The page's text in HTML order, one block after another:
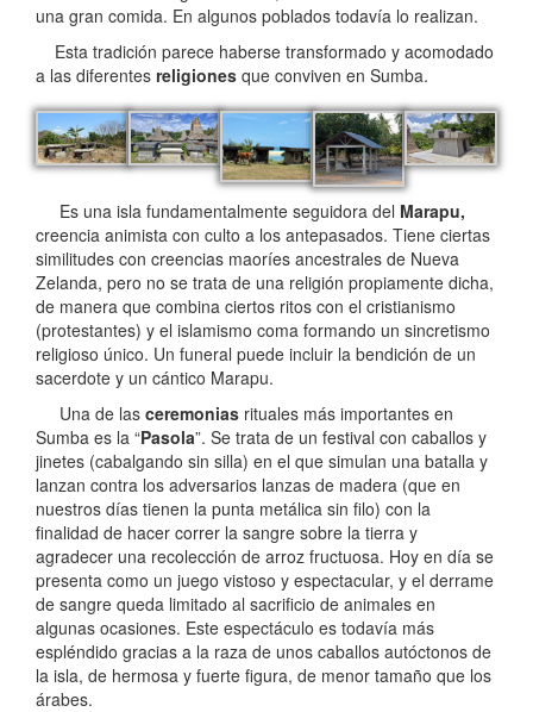
una gran comida. En algunos poblados todavía lo realizan.
Esta tradición parece haberse transformado y acomodado
a las diferentes religiones que conviven en Sumba.
Es una isla fundamentalmente seguidora del Marapu,
creencia animista con culto a los antepasados. Tiene ciertas
similitudes con creencias maoríes ancestrales de Nueva
Zelanda, pero no se trata de una religión propiamente dicha,
de manera que combina ciertos ritos con el cristianismo
(protestantes) y el islamismo coma formando un sincretismo
religioso único. Un funeral puede incluir la bendición de un
sacerdote y un cántico Marapu.
Una de las ceremonias rituales más importantes en
Sumba es la “Pasola”. Se trata de un festival con caballos y
jinetes (cabalgando sin silla) en el que simulan una batalla y
lanzan contra los adversarios lanzas de madera (que en
nuestros días tienen la punta metálica sin filo) con la
finalidad de hacer correr la sangre sobre la tierra y
agradecer una recolección de arroz fructuosa. Hoy en día se
presenta como un juego vistoso y espectacular, y el derrame
de sangre queda limitado al sacrificio de animales en
algunas ocasiones. Este espectáculo es todavía más
espléndido gracias a la raza de unos caballos autóctonos de
la isla, de hermosa y fuerte figura, de menor tamaño que los
árabes.